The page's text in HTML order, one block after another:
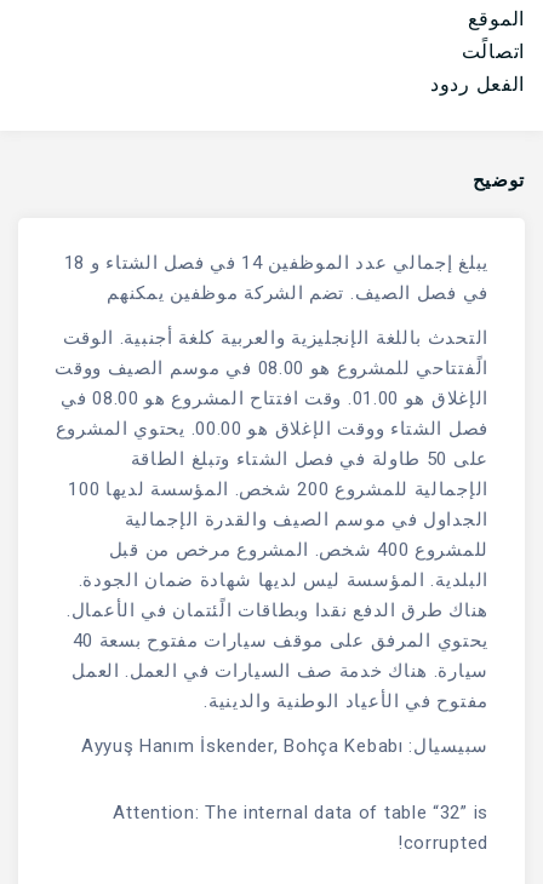
الموقع
اتصالًت
الفعل ردود
توضيح
يبلغ إجمالي عدد الموظفين 14 في فصل الشتاء و 18
في فصل الصيف. تضم الشركة موظفين يمكنهم
التحدث باللغة الإنجليزية والعربية كلغة أجنبية. الوقت
الًفتتاحي للمشروع هو 08.00 في موسم الصيف ووقت
الإغلاق هو 01.00. وقت افتتاح المشروع هو 08.00 في
فصل الشتاء ووقت الإغلاق هو 00.00. يحتوي المشروع
على 50 طاولة في فصل الشتاء وتبلغ الطاقة
الإجمالية للمشروع 200 شخص. المؤسسة لديها 100
الجداول في موسم الصيف والقدرة الإجمالية
للمشروع 400 شخص. المشروع مرخص من قبل
البلدية. المؤسسة ليس لديها شهادة ضمان الجودة.
هناك طرق الدفع نقدا وبطاقات الًئتمان في الأعمال.
يحتوي المرفق على موقف سيارات مفتوح بسعة 40
سيارة. هناك خدمة صف السيارات في العمل. العمل
مفتوح في الأعياد الوطنية والدينية.
سبيسيال: Ayyuş Hanım İskender, Bohça Kebabı
Attention: The internal data of table “32” is
corrupted!